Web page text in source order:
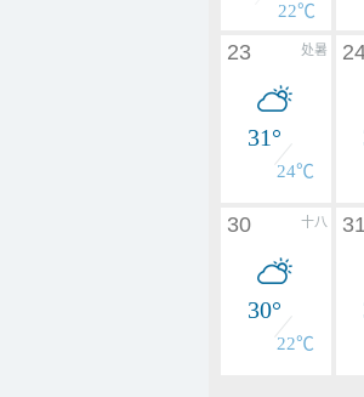
22℃
处暑
23
31°
24℃
十八
30
30°
22℃
31